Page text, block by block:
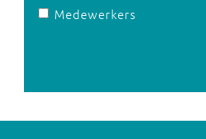
Medewerkers